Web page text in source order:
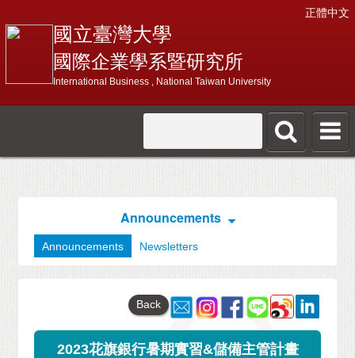
正體中文
國立臺灣大學
國際企業學系暨研究所
International Business , National Taiwan University
Announcements
Announcements Newsletters
Back
2023花旗銀行暑期實習&儲備主管計畫